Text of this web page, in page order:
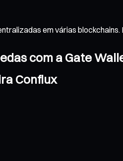
em várias
com a Gate
Conflux